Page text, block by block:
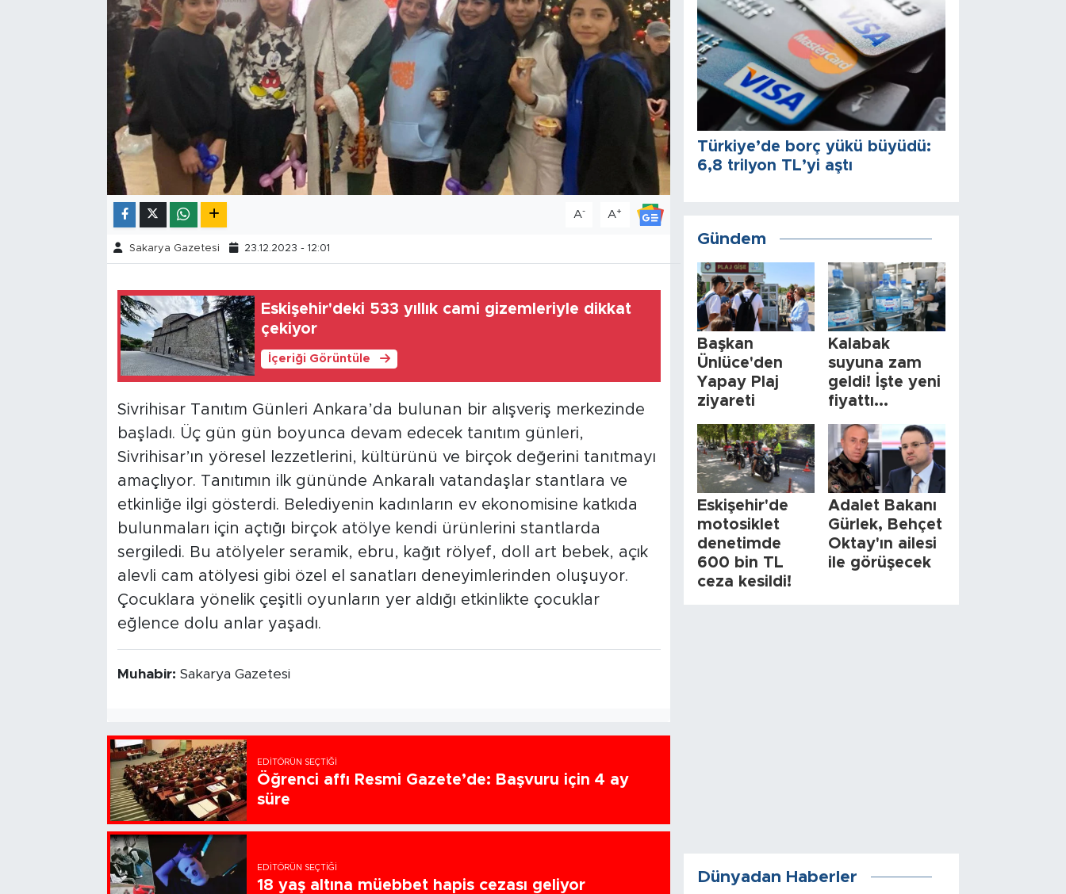
A- A+
Sakarya Gazetesi 23.12.2023 - 12:01
Eskişehir'deki 533 yıllık cami gizemleriyle dikkat
çekiyor
İçeriği Görüntüle
Sivrihisar Tanıtım Günleri Ankara’da bulunan bir alışveriş merkezinde
başladı. Üç gün gün boyunca devam edecek tanıtım günleri,
Sivrihisar’ın yöresel lezzetlerini, kültürünü ve birçok değerini tanıtmayı
amaçlıyor. Tanıtımın ilk gününde Ankaralı vatandaşlar stantlara ve
etkinliğe ilgi gösterdi. Belediyenin kadınların ev ekonomisine katkıda
bulunmaları için açtığı birçok atölye kendi ürünlerini stantlarda
sergiledi. Bu atölyeler seramik, ebru, kağıt rölyef, doll art bebek, açık
alevli cam atölyesi gibi özel el sanatları deneyimlerinden oluşuyor.
Çocuklara yönelik çeşitli oyunların yer aldığı etkinlikte çocuklar
eğlence dolu anlar yaşadı.
Muhabir: Sakarya Gazetesi
EDITÖRÜN SEÇTIĞI
Öğrenci affı Resmi Gazete’de: Başvuru için 4 ay
süre
EDITÖRÜN SEÇTIĞI
18 yaş altına müebbet hapis cezası geliyor
Türkiye’de borç yükü büyüdü:
6,8 trilyon TL’yi aştı
Gündem
Başkan
Ünlüce'den
Yapay Plaj
ziyareti
Kalabak
suyuna zam
geldi! İşte yeni
fiyattı...
Eskişehir'de
motosiklet
denetimde
600 bin TL
ceza kesildi!
Adalet Bakanı
Gürlek, Behçet
Oktay'ın ailesi
ile görüşecek
Dünyadan Haberler
Resmi İlanlar
Foto Şaka
Teknoloji